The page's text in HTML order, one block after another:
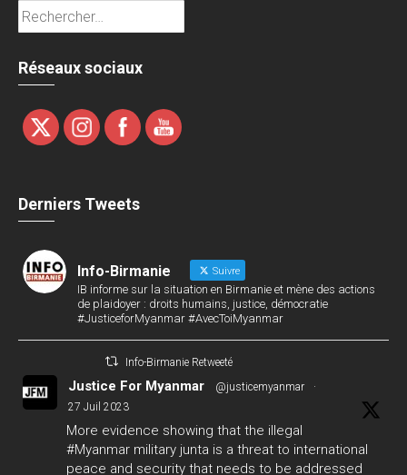
Rechercher :
Réseaux sociaux
Derniers Tweets
Info-Birmanie Suivre
IB informe sur la situation en Birmanie et mène des actions
de plaidoyer : droits humains, justice, démocratie
#JusticeforMyanmar #AvecToiMyanmar
Info-Birmanie Retweeté
Justice For Myanmar @justicemyanmar
·
27 Juil 2023
More evidence showing that the illegal
#Myanmar military junta is a threat to international
peace and security that needs to be addressed